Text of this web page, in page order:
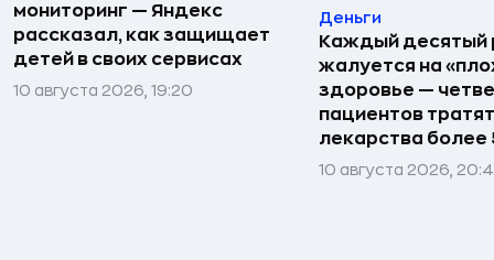
мониторинг — Яндекс
рассказал, как защищает
детей в своих сервисах
10 августа 2026, 19:20
Деньги
Каждый десятый
жалуется на
здоровье —
пациентов
лекарства более
10 августа 2026,